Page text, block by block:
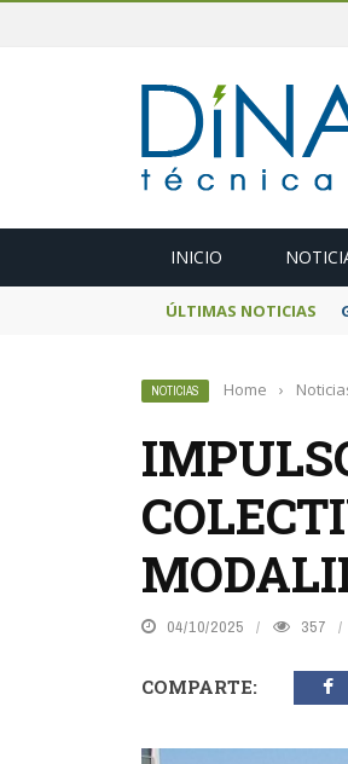
INICIO
ÚLTIMAS NOTICIAS
NOTICIAS Home ›
04/10/2025 357
COMPARTE: